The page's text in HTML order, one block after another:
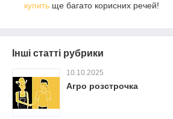
купить ще багато корисних речей!
Інші статті рубрики
10.10.2025
Агро розстрочка